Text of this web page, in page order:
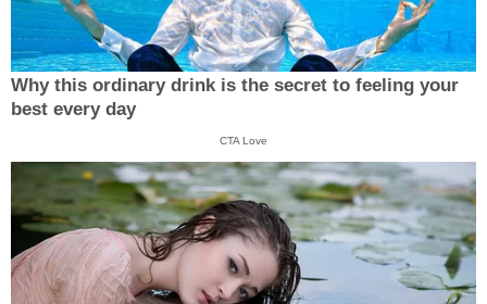
Why this ordinary drink is the secret to feeling your
best every day
CTA Love